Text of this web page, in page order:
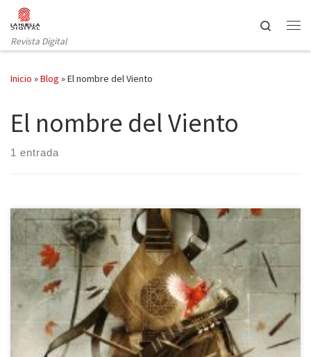
Saltar al contenido
Revista Digital
Search
Inicio »Blog »El nombre del Viento
El nombre del Viento
1 entrada
Probablemente, sin ir más lejos de la verdad, muchas personas
conozcan la obra que llevó al éxito a Patrick Rothfuss. Este gran
autor se hizo un hueco entre los escritores más conocidos de
literatura fantástica, como J. R. Tolkien, George R. R. Martin,
Brandon Sanderson, Andrzej Sapkowski, entre otros. De […]